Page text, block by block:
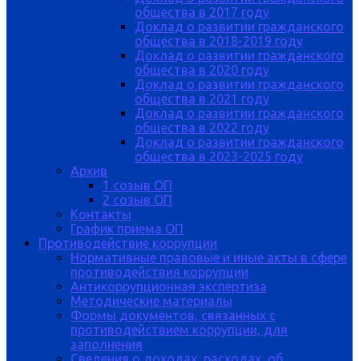
общества в 2017 году
Доклад о развитии гражданского
общества в 2018-2019 году
Доклад о развитии гражданского
общества в 2020 году
Доклад о развитии гражданского
общества в 2021 году
Доклад о развитии гражданского
общества в 2022 году
Доклад о развитии гражданского
общества в 2023-2025 году
Архив
1 созыв ОП
2 созыв ОП
Контакты
График приема ОП
Противодействие коррупции
Нормативные правовые и иные акты в сфере
противодействия коррупции
Антикоррупционная экспертиза
Методические материалы
Формы документов, связанных с
противодействием коррупции, для
заполнения